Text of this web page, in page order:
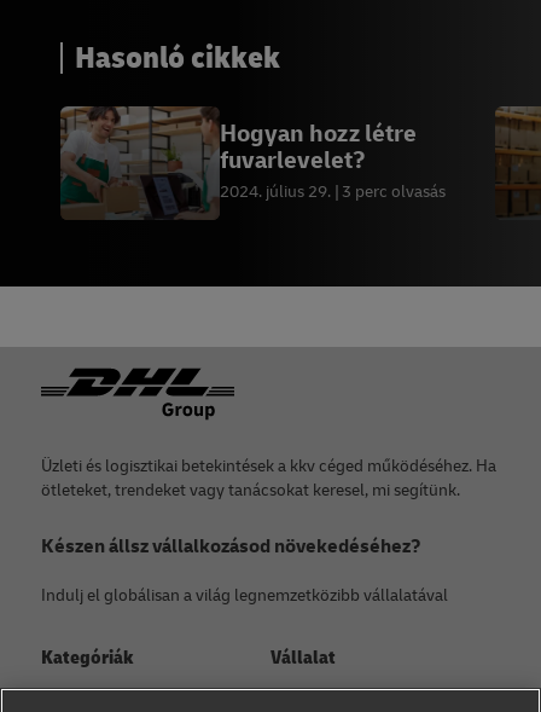
Hasonló cikkek
Hogyan hozz létre
fuvarlevelet?
2024. július 29. 3 perc olvasás
Lábléc
Üzleti és logisztikai betekintések a kkv céged működéséhez. Ha
ötleteket, trendeket vagy tanácsokat keresel, mi segítünk.
Készen állsz vállalkozásod növekedéséhez?
Indulj el globálisan a világ legnemzetközibb vállalatával
Kategóriák Vállalat